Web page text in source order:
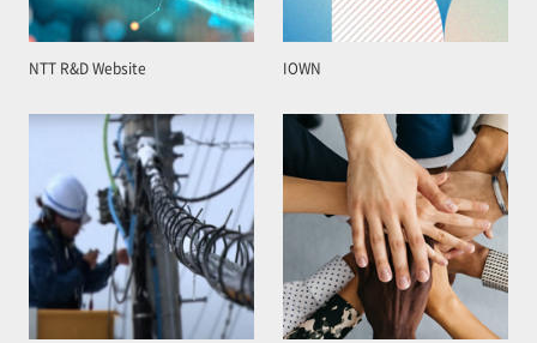
NTT R&D Website IOWN